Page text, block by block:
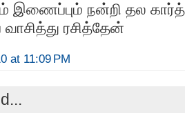
இணைப்பும் நன்றி தல
ரசித்தேன்
at 11:09 PM